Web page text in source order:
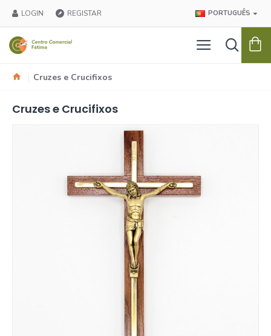
LOGIN REGISTAR PORTUGUÊS
Cruzes e Crucifixos
Cruzes e Crucifixos